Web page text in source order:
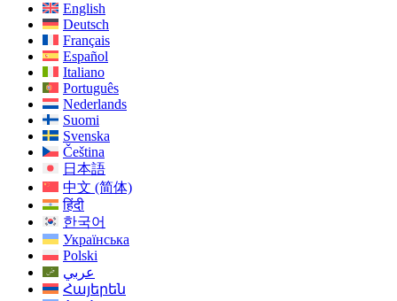
English
Deutsch
Français
Español
Italiano
Português
Nederlands
Suomi
Svenska
Čeština
日本語
中文 (简体)
हिंदी
한국어
Українська
Polski
عربي
Հայերեն